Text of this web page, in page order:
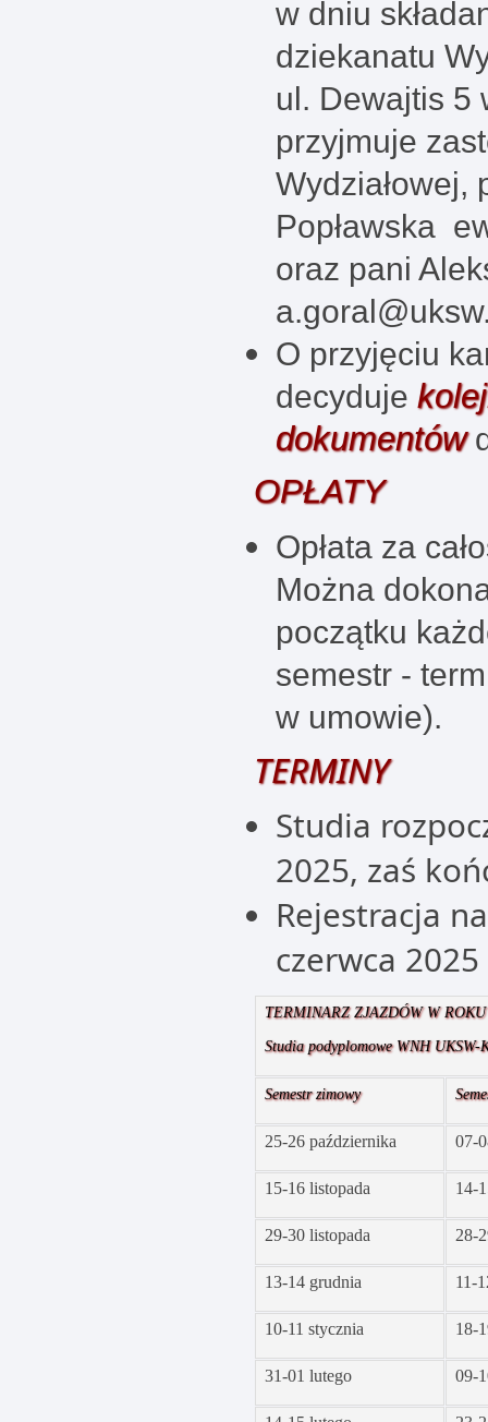
w dniu
dziekanatu
ul. Dewajtis 5
przyjmuje
Wydziałowej,
Popławska
oraz pani
O przyjęciu
decyduje
dokumentów
OPŁATY
Opłata za
Można
początku
semestr -
w umowie).
TERMINY
Studia
2025, zaś
Rejestracja
czerwca
TERMINARZ ZJAZDÓW W
Studia podyplomowe WNH UKSW-
Semestr zimowy
25-26 października 07-
15-16 listopada 14-
29-30 listopada 28-
13-14 grudnia 11-
10-11 stycznia 18-
31-01 lutego 09-